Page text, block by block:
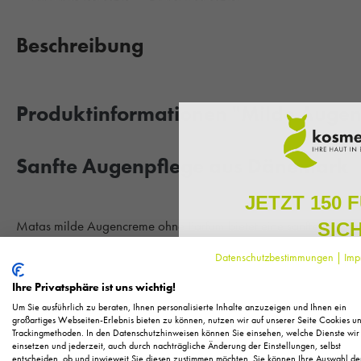
Beschreibung
Produktinformationen "Milde
Sanfte Augenpflege aus Dänemark
Matas milde Augencreme ohne Parfum bietet eine sanfte
Ihre Augen. Perfekt für die empfindliche Augenpartie. Allantoin
reizlindernd. Jojobaöl bindet Feuchtigkeit, pflegt und hält die
DasNordic Ecolabel (Nordic Swan)wird von den Ländern
Island vergeben, um die Qualität und Unbedenklichkeit der
spielt im Rahmen der Zertifizierung eine große Rolle. Speziell
Datenschutzbestimmungen |
Ihre Privatsphäre ist uns wichtig!
Um Sie ausführlich zu beraten, Ihnen personalisierte Inhalte anzuzeigen und Ihnen ein
großartiges Webseiten-Erlebnis bieten zu können, nutzen wir auf unserer Seite Cookies
Trackingmethoden. In den Datenschutzhinweisen können Sie einsehen, welche Dienste wir
einsetzen und jederzeit, auch durch nachträgliche Änderung der Einstellungen, selbst
JETZT 150
Melden Sie sich zu
regelmäßig exklusive
Pflege, neue Produkte
Als kleines Dankeschön für
Ihnen150 Fuchstaler*, die
Einkauf